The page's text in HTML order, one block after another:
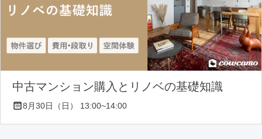
中古マンション購入とリノベの基礎知識
8月30日（日） 13:00~14:00